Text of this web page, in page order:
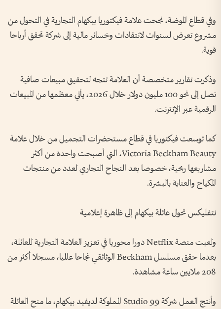
وفي قطاع الموضة، نجحت علامة فيكتوريا بيكهام التجارية في التحول من
مشروع تعرض لسنوات لانتقادات وخسائر مالية إلى شركة تحقق أرباحا
قوية.
وذكرت تقارير متخصصة أن العلامة تتجه لتحقيق مبيعات صافية
تصل إلى نحو 100 مليون دولار خلال 2026، يأتي معظمها من المبيعات
الرقمية عبر الإنترنت.
كما توسعت فيكتوريا في قطاع مستحضرات التجميل من خلال علامة
Victoria Beckham Beauty، التي أصبحت واحدة من أكثر
مشاريعها ربحية، خصوصا بعد النجاح التجاري لعدد من منتجات
المكياج والعناية بالبشرة.
نتفليكس تحول عائلة بيكهام إلى ظاهرة إعلامية
ولعبت منصة Netflix دورا محوريا في تعزيز العلامة التجارية للعائلة،
بعدما حقق مسلسل Beckham الوثائقي نجاحا عالميا، مسجلا أكثر من
208 ملايين ساعة مشاهدة.
وأنتج العمل شركة Studio 99 المملوكة لديفيد بيكهام، ما منح العائلة